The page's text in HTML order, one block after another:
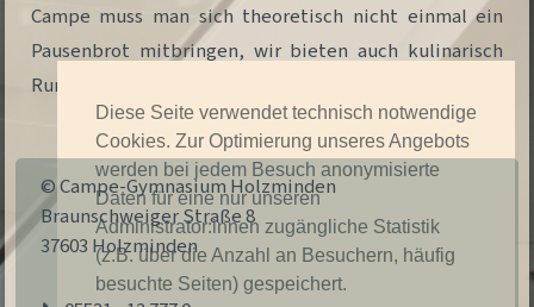
Diese Seite verwendet technisch notwendige
Cookies. Zur Optimierung unseres Angebots
werden bei jedem Besuch anonymisierte
Daten für eine nur unseren
Administrator:innen zugängliche Statistik
(z.B. über die Anzahl an Besuchern, häufig
besuchte Seiten) gespeichert.
Campe muss man sich theoretisch nicht einmal ein
Pausenbrot mitbringen, wir bieten auch kulinarisch
Rundumbetreuung!
© Campe-Gymnasium Holzminden
Braunschweiger Straße 8
37603 Holzminden